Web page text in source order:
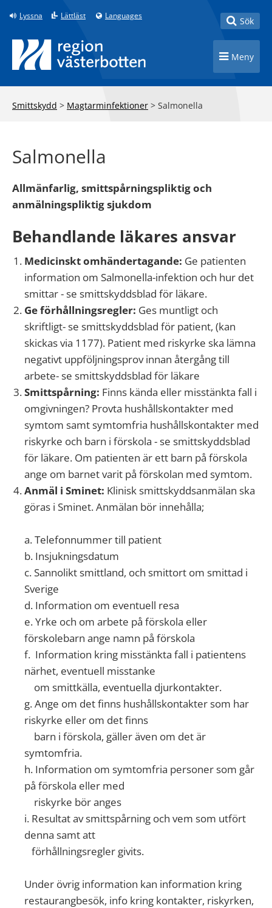
Till innehåll på sidan
Lyssna Lättläst Languages Toggle
Sök
Toggle
Meny
Smittskydd > Magtarminfektioner > Salmonella
Salmonella
Allmänfarlig, smittspårningspliktig och
anmälningspliktig sjukdom
Behandlande läkares ansvar
Medicinskt omhändertagande: Ge patienten
information om Salmonella-infektion och hur det
smittar - se smittskyddsblad för läkare.
Ge förhållningsregler: Ges muntligt och
skriftligt- se smittskyddsblad för patient, (kan
skickas via 1177). Patient med riskyrke ska lämna
negativt uppföljningsprov innan återgång till
arbete- se smittskyddsblad för läkare
Smittspårning: Finns kända eller misstänkta fall i
omgivningen? Provta hushållskontakter med
symtom samt symtomfria hushållskontakter med
riskyrke och barn i förskola - se smittskyddsblad
för läkare. Om patienten är ett barn på förskola
ange om barnet varit på förskolan med symtom.
Anmäl i Sminet: Klinisk smittskyddsanmälan ska
göras i Sminet. Anmälan bör innehålla;
a.Telefonnummer till patient
b. Insjukningsdatum
c. Sannolikt smittland, och smittort om smittad i
Sverige
d. Information om eventuell resa
e.Yrke och om arbete på förskola eller
förskolebarn ange namn på förskola
f. Information kring misstänkta fall i patientens
närhet, eventuell misstanke
om smittkälla, eventuella djurkontakter.
g.Ange om det finns hushållskontakter som har
riskyrke eller om det finns
barn i förskola, gäller även om det är
symtomfria.
h. Information om symtomfria personer som går
på förskola eller med
riskyrke bör anges
i. Resultat av smittspårning och vem som utfört
denna samt att
förhållningsregler givits.
Under övrig information kan information kring
restaurangbesök, info kring kontakter, riskyrken,